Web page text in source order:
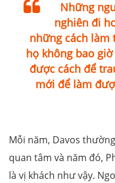
Những
nghiên đi
những cách làm
họ không bao
được cách để
mới để làm
Mỗi năm, Davos
quan tâm và năm đó,
là vị khách như vậy.